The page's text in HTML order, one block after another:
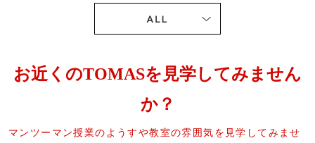
お近くのTOMASを見学してみません
か？
マンツーマン授業のようすや教室の雰囲気を見学してみませ